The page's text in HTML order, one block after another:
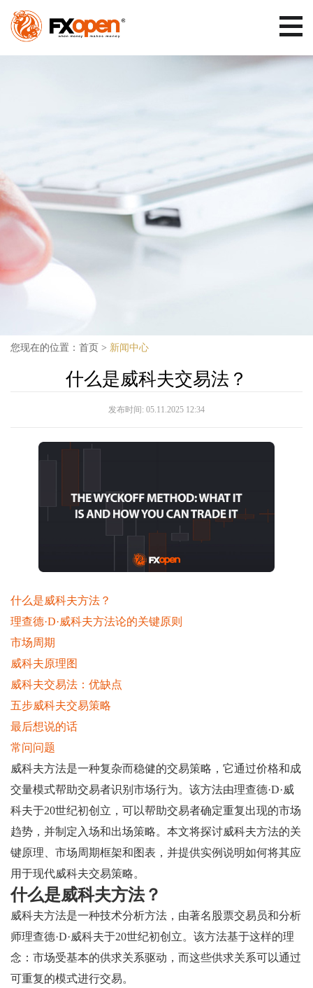
您现在的位置： 首页 > 新闻中心
什么是威科夫交易法？
发布时间: 05.11.2025 12:34
什么是威科夫方法？
理查德·D·威科夫方法论的关键原则
市场周期
威科夫原理图
威科夫交易法：优缺点
五步威科夫交易策略
最后想说的话
常问问题
威科夫方法是一种复杂而稳健的交易策略，它通过价格和成
交量模式帮助交易者识别市场行为。该方法由理查德·D·威
科夫于20世纪初创立，可以帮助交易者确定重复出现的市场
趋势，并制定入场和出场策略。本文将探讨威科夫方法的关
键原理、市场周期框架和图表，并提供实例说明如何将其应
用于现代威科夫交易策略。
什么是威科夫方法？
威科夫方法是一种技术分析方法，由著名股票交易员和分析
师理查德·D·威科夫于20世纪初创立。该方法基于这样的理
念：市场受基本的供求关系驱动，而这些供求关系可以通过
可重复的模式进行交易。